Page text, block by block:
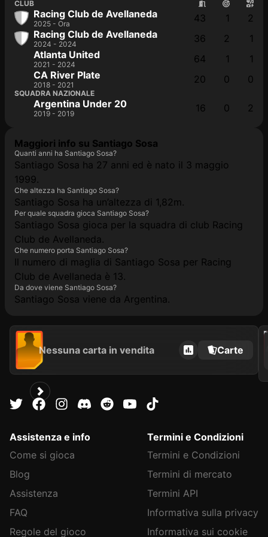
CLUB
Racing Club de Avellaneda
2025 - Ora 43 1
2
Racing Club de Avellaneda
2024 - 2024 36 2
1
Atlanta United
2021 - 2024 64 1
1
CA River Plate
2018 - 2021 20 0 0
SQUADRA NAZIONALE
Argentina Under 20
2019 - 2019 16 0 2
Maggiori info su Santiago Sosa
Quanti anni ha Santiago Sosa?
Santiago Sosa ha 27 anni ed è nato il 3 maggio
1999.
Che altezza ha Santiago Sosa?
Santiago Sosa ha un’altezza di 1,82m.
Per quale squadra gioca Santiago Sosa?
Santiago Sosa gioca per la squadra di club Racing
Club de Avellaneda.
Che numero porta Santiago Sosa?
Il numero di maglia di Santiago Sosa per Racing
Club de Avellaneda è 13.
Da dove viene Santiago Sosa?
Santiago Sosa viene da Argentina.
Nessuna carta in vendita Carte
2022
Assistenza e info
Come si gioca
Blog
Assistenza
FAQ
Regole del gioco
Termini e Condizioni
Termini e Condizioni
Termini di mercato
Termini API
Informativa sulla privacy
Informativa sui cookie